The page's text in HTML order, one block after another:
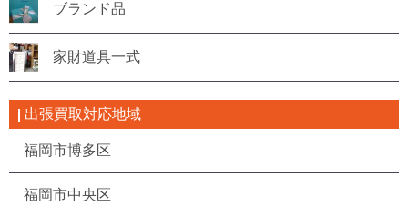
ブランド品
家財道具一式
出張買取対応地域
福岡市博多区
福岡市中央区